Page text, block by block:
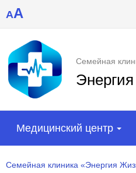
AA
Семейная
Медицинский центр
Семейная клиника «Энергия